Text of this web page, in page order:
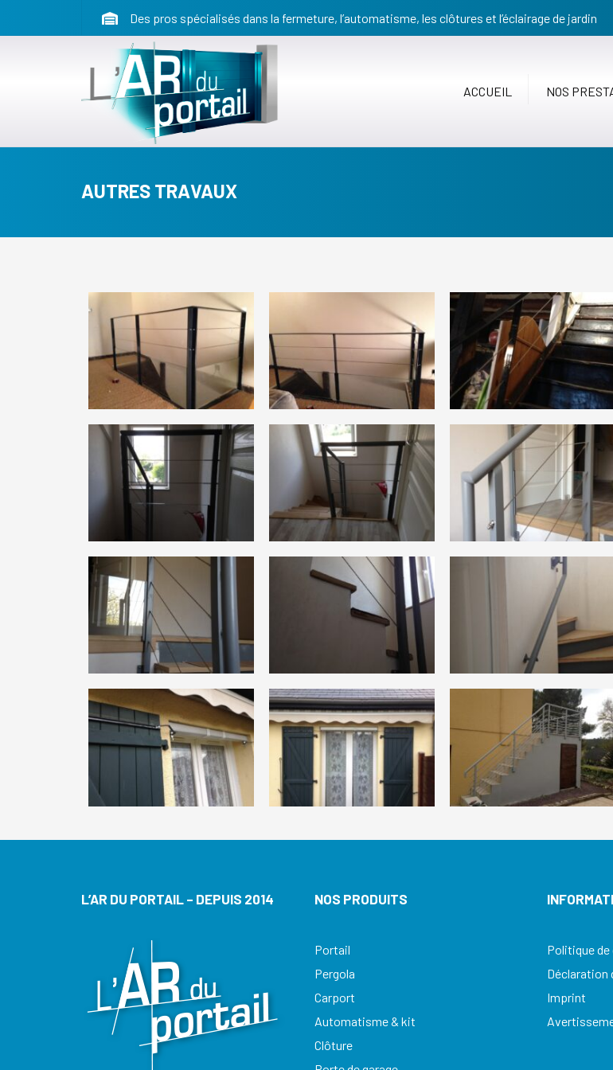
Des pros spécialisés dans la fermeture, l’automatisme, les clôtures et l’éclairage de jardin
ACCUEIL NOS
STORE BANNE
ÉCLAIRAGE
JARDIN
AUTRES
AUTRES TRAVAUX
L’AR DU PORTAIL – DEPUIS 2014 NOS PRODUITS
Portail
Pergola
Carport
Automatisme & kit
Clôture
Politique de
Déclaration
Imprint